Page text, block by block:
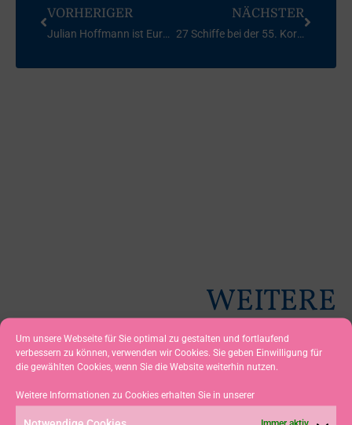
Um unsere Webseite für Sie optimal zu gestalten und fortlaufend
verbessern zu können, verwenden wir Cookies. Sie geben Einwilligung für
die gewählten Cookies, wenn Sie die Website weiterhin nutzen.
Weitere Informationen zu Cookies erhalten Sie in unserer
Immer aktiv
VORHERIGER
Julian Hoffmann ist Europameister (U21)
NÄCHSTER
27 Schiffe bei der 55. Korsar Kuhschelle am Start
WEITERE
NEUIGKEITEN
BLAUES BAND 2026 –